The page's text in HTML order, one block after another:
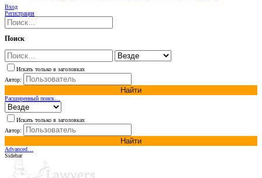
Вход
Регистрация
Поиск
Искать только в заголовках
Автор:
Найти
Расширенный поиск…
Искать только в заголовках
Автор:
Найти
Advanced…
Sidebar